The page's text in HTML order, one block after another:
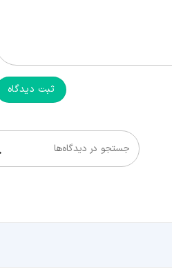
ثبت دیدگاه
جستجو در دیدگاه‌ها